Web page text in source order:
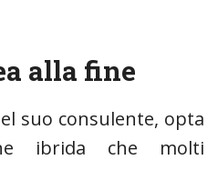
alla fine
suo consulente, opta
ibrida che molti